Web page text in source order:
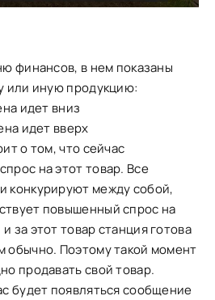
финансов, в нем показаны
или иную продукцию:
идет вниз
идет вверх
о том, что сейчас
на этот товар. Все
конкурируют между собой,
повышенный спрос на
за этот товар станция готова
обычно. Поэтому такой момент
продавать свой товар.
будет появляться сообщение